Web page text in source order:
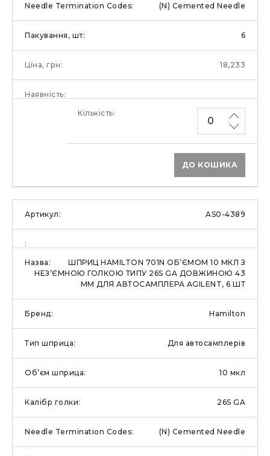
(N) Cemented Needle
6
18,233
ДО КОШИКА
AS0-4389
ШПРИЦ HAMILTON 701N ОБ’ЄМОМ 10 МКЛ З
НЕЗ’ЄМНОЮ ГОЛКОЮ ТИПУ 26S GA ДОВЖИНОЮ 43
ММ ДЛЯ АВТОСАМПЛЕРА AGILENT, 6 ШТ
Hamilton
Для автосамплерів
10 мкл
26S GA
(N) Cemented Needle